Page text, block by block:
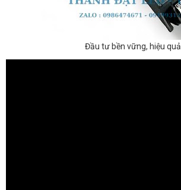
Đầu tư bền vững, hiệu quả